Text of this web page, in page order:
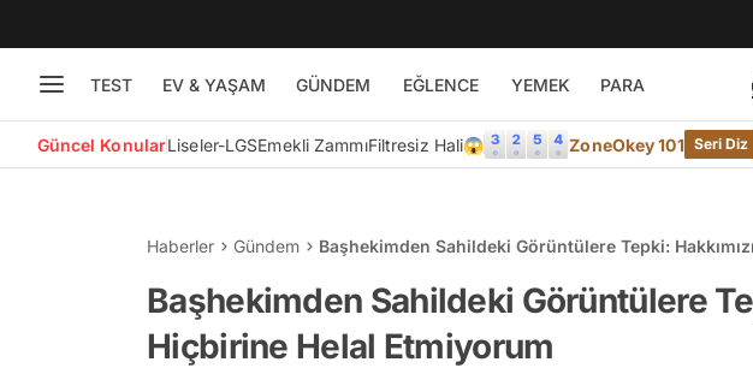
TEST EV & YAŞAM GÜNDEM EĞLENCE YEMEK PARA
Güncel KonularLiseler-LGSEmekli ZammıFiltresiz Hali😱 ZoneOkey 101 Seri Diz
Haberler Gündem Başhekimden Sahildeki Görüntülere Tepki:
Başhekimden Sahildeki Görüntülere
Hiçbirine Helal Etmiyorum